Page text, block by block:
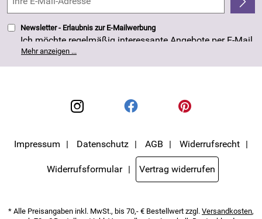
4,8/5
Newsletter - Erlaubnis zur E-Mailwerbung
Ich möchte regelmäßig interessante Angebote per E-Mail
erhalten. Meine E-Mail-Adresse wird nicht an andere
Unternehmen weitergegeben. Die Einwilligung zur
Nutzung meiner E-Mail- Adresse für Werbezwecke kann
Mehr anzeigen ...
Impressum Datenschutz AGB Widerrufsrecht
Widerrufsformular Vertrag widerrufen
* Alle Preisangaben inkl. MwSt., bis 70,- € Bestellwert zzgl. Versandkosten,